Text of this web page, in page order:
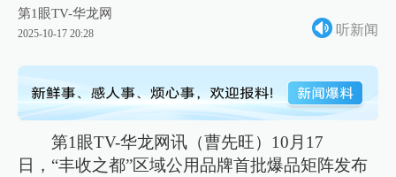
第1眼TV-华龙网
2025-10-17 20:28 听新闻
第1眼TV-华龙网讯（曹先旺）10月17
日，“丰收之都”区域公用品牌首批爆品矩阵发布